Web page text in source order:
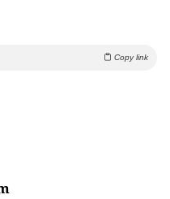
Copy link